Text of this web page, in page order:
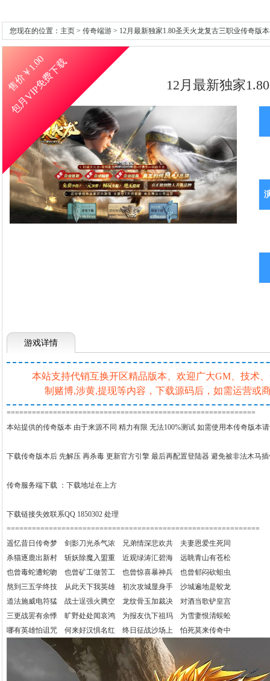
您现在的位置： 主页 > 传奇端游 > 12月最新独家1.80圣天火龙复古三职业传奇版
售价￥
1.00
包月VIP免费下载 12月最新独家
游戏详情
本站支持代销互换开区精品版本、欢迎广大GM、技术
制赌博,涉黄,提现等内容，下载源码后，如需运营或
===========================================================
本站提供的传奇版本 由于来源不同 精力有限 无法100%测试 如需使用本传奇版本
下载传奇版本后 先解压 再杀毒 更新官方引擎 最后再配置登陆器 避免被非法木马
传奇服务端下载 ：下载地址在上方
下载链接失效联系QQ 1850302 处理
============================================================
遥忆昔日传奇梦 剑影刀光杀气浓 兄弟情深悲欢共 夫妻恩爱生死同
杀猫逐鹿出新村 斩妖除魔入盟重 近观绿涛汇碧海 远眺青山有苍松
也曾毒蛇遭蛇吻 也曾矿工做苦工 也曾惊喜暴神兵 也曾郁闷砍蛆虫
熬到三五学终技 从此天下我英雄 初次攻城显身手 沙城遍地是蛟龙
道法施威电符猛 战士逞强火腾空 龙纹骨玉加裁决 对酒当歌铲皇宫
三更战罢有余悸 旷野处处闻哀鸿 为报友仇下祖玛 为雪妻恨清蜈蚣
哪有英雄怕诅咒 何来好汉惧名红 终日征战沙场上 怕死莫来传奇中